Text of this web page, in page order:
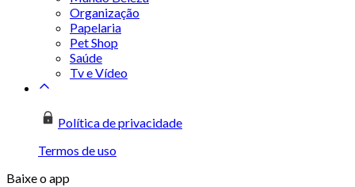
Organização
Papelaria
Pet Shop
Saúde
Tv e Vídeo
Política de privacidade
Termos de uso
Baixe o app